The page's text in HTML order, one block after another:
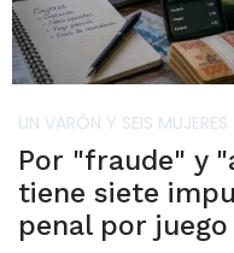
UN VARÓN Y SEIS MUJERES
Por "fraude" y
tiene siete
penal por